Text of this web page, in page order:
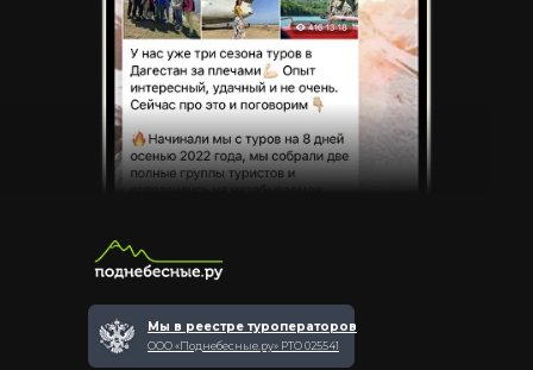
Мы в реестре туроператоров
ООО «Поднебесные.ру» РТО 025541